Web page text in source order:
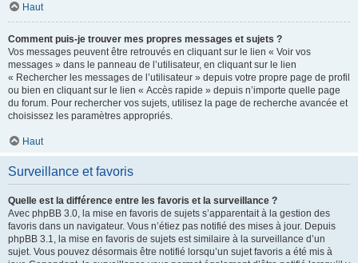
Haut
Comment puis-je trouver mes propres messages et sujets ?
Vos messages peuvent être retrouvés en cliquant sur le lien « Voir vos
messages » dans le panneau de l’utilisateur, en cliquant sur le lien
« Rechercher les messages de l’utilisateur » depuis votre propre page de profil
ou bien en cliquant sur le lien « Accès rapide » depuis n’importe quelle page
du forum. Pour rechercher vos sujets, utilisez la page de recherche avancée et
choisissez les paramètres appropriés.
Haut
Surveillance et favoris
Quelle est la différence entre les favoris et la surveillance ?
Avec phpBB 3.0, la mise en favoris de sujets s’apparentait à la gestion des
favoris dans un navigateur. Vous n’étiez pas notifié des mises à jour. Depuis
phpBB 3.1, la mise en favoris de sujets est similaire à la surveillance d’un
sujet. Vous pouvez désormais être notifié lorsqu’un sujet favoris a été mis à